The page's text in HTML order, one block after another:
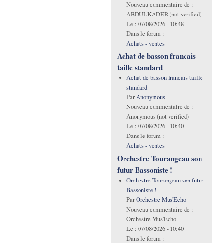
Nouveau commentaire de :
ABDULKADER (not verified)
Le : 07/08/2026 - 10:48
Dans le forum :
Achats - ventes
Achat de basson francais
taille standard
Achat de basson francais taille
standard
ParAnonymous
Nouveau commentaire de :
Anonymous (not verified)
Le : 07/08/2026 - 10:40
Dans le forum :
Achats - ventes
Orchestre Tourangeau son
futur Bassoniste !
Orchestre Tourangeau son futur
Bassoniste !
ParOrchestre Mus'Echo
Nouveau commentaire de :
Orchestre Mus'Echo
Le : 07/08/2026 - 10:40
Dans le forum :